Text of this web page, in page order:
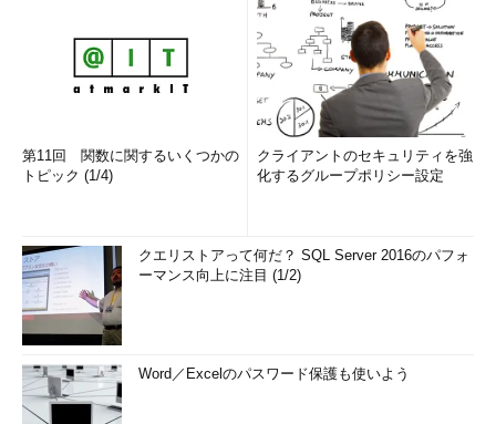
第11回 関数に関するいくつかの
トピック (1/4)
クライアントのセキュリティを強
化するグループポリシー設定
クエリストアって何だ？ SQL Server 2016のパフォ
ーマンス向上に注目 (1/2)
Word／Excelのパスワード保護も使いよう